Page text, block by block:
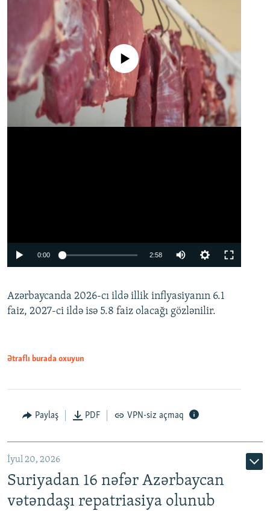
Auto
No media source currently available
0:00 2:58
360p
480p
Azərbaycanda 2026-cı ildə illik inflyasiyanın 6.1
faiz, 2027-ci ildə isə 5.8 faiz olacağı gözlənilir.
Ətraflı burada oxuyun
Paylaş PDF VPN-siz açmaq
İyul 20, 2026
Suriyadan 16 nəfər Azərbaycan
vətəndaşı repatriasiya olunub